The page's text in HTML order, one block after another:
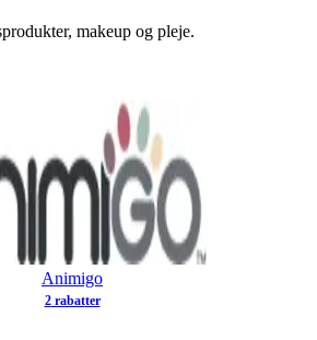
makeup og pleje.
Animigo
2rabatter